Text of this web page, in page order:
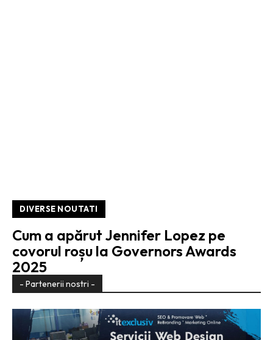
DIVERSE NOUTATI
Cum a apărut Jennifer Lopez pe
covorul roșu la Governors Awards
2025
- Partenerii nostri -